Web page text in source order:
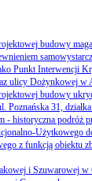
budowy
Punkt Interwencji
ulicy Dożynkowej w
budowy
Poznańska 31,
- historyczna podróż
Użytkowego
z funkcją obiektu
i Szuwarowej w